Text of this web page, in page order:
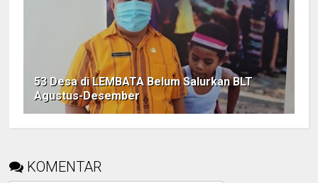
53 Desa di LEMBATA Belum Salurkan BLT
Agustus-Desember
KOMENTAR